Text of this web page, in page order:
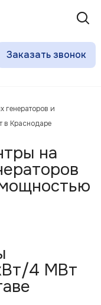
Заказать звонок
генераторов и
в Краснодаре
на
4 МВт